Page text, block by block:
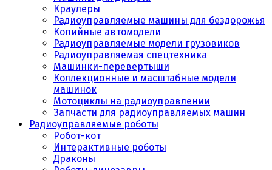
Краулеры
Радиоуправляемые машины для бездорожья
Копийные автомодели
Радиоуправляемые модели грузовиков
Радиоуправляемая спецтехника
Машинки-перевертыши
Коллекционные и масштабные модели
машинок
Мотоциклы на радиоуправлении
Запчасти для радиоуправляемых машин
Радиоуправляемые роботы
Робот-кот
Интерактивные роботы
Драконы